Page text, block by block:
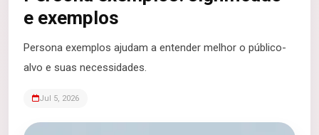
e exemplos
Persona exemplos ajudam a entender melhor o público-
alvo e suas necessidades.
Jul 5, 2026